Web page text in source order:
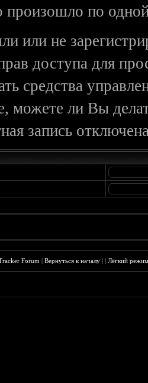
произошло по
или не
доступа для
средства
можете ли Вы
запись
Forum |Вернуться к началу ||Лёгкий